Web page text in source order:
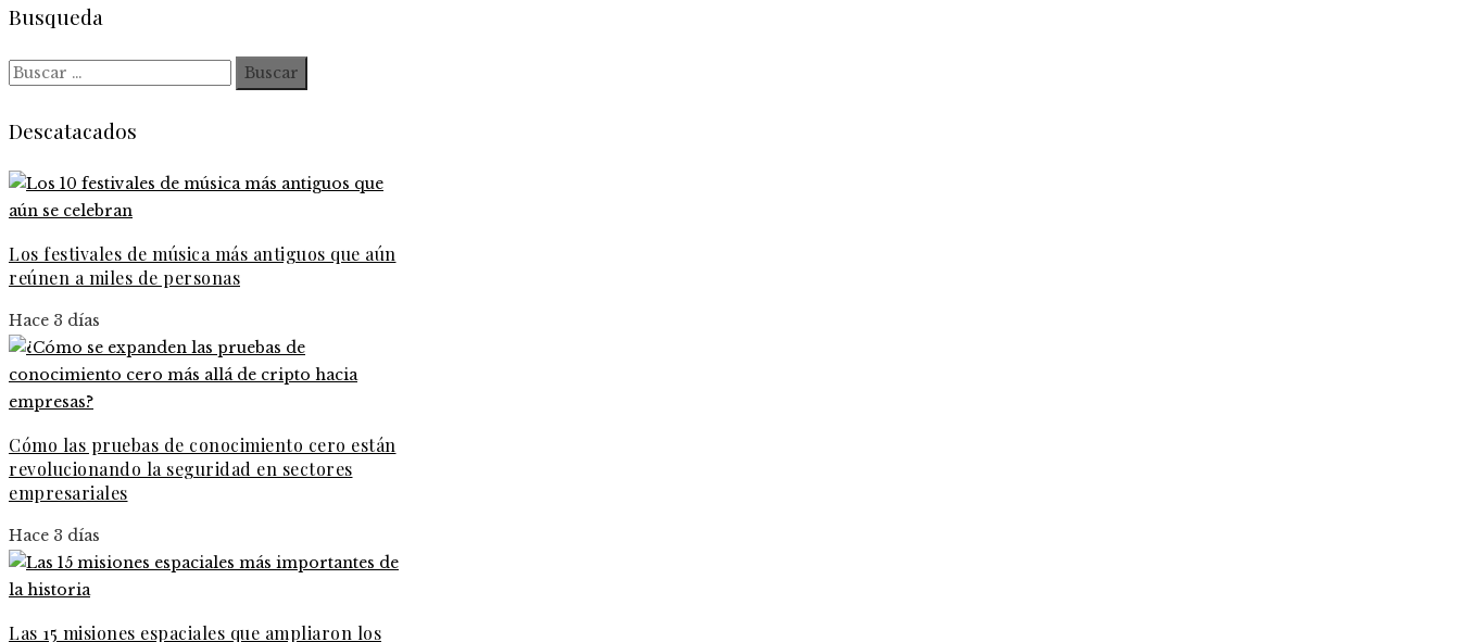
Busqueda
Buscar:
Descatacados
Los festivales de música más antiguos que aún
reúnen a miles de personas
Hace 3 días
Cómo las pruebas de conocimiento cero están
revolucionando la seguridad en sectores
empresariales
Hace 3 días
Las 15 misiones espaciales que ampliaron los